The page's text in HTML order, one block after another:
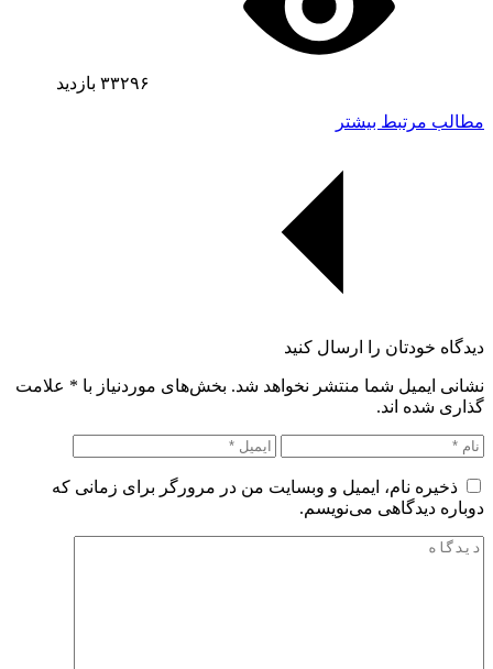
۳۳۲۹۶ بازدید
مطالب مرتبط بیشتر
دیدگاه خودتان را ارسال کنید
نشانی ایمیل شما منتشر نخواهد شد. بخش‌های موردنیاز با * علامت
گذاری شده اند.
ذخیره نام، ایمیل و وبسایت من در مرورگر برای زمانی که
دوباره دیدگاهی می‌نویسم.